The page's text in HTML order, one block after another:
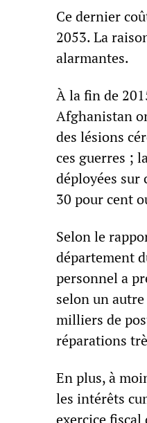
Ce dernier
2053. La
alarmantes.
À la fin de
Afghanistan
des lésions
ces guerres ;
déployées sur
30 pour cent
Selon le
département
personnel a
selon un
milliers de
réparations
En plus, à
les intérêts
exercice fiscal